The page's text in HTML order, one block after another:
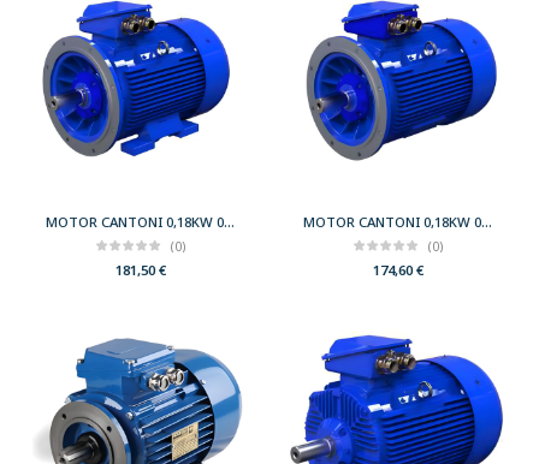
MOTOR CANTONI 0,18KW 0,25CV 1000 B35 T71 230/400 IE2
(0)
181,50€
MOTOR CANTONI 0,18KW 0,25CV 1000 B5 T71 230/400 IE2
(0)
174,60€